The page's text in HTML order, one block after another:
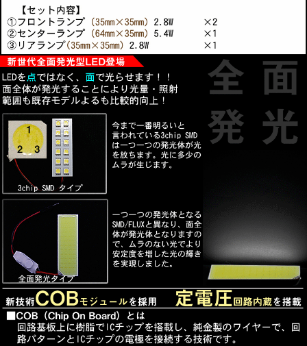
光体となりので、
ムラのない光でより安定度を増した光の輝きを実現しまし
た。
■新技術COBモジュールを採用
発光面の底に搭載されている新技術のCOBモジュールが
発光体全面を光らすこと
により、SMD/FLUXより薄く明るいランプが実現しまし
た。
■定電圧回路内蔵
発光駆動に定電流回路に内装しており、ハイブリッド車、
アイドリングストップ
付車等の電圧振れ幅の大きい車両で起こるチラツキや光源
の明滅をなくし安定し
た点灯をします。
■長寿命 省エネ
COBモジュールの寿命は約30，000～50，000時間となり
ます。
ほぼ取替える必要がないので、従来より経済的になりま
※寿命時間は状況などにより異なる場合がございます。
発光の際に必要なエネルギーを効率よく熱を持たさずに発
光させることを実現。
■3種類のアダプターが付属
T10ウェッジ型
T10ヒューズ型（29mm～41mm)
BA9S（G14）
無極性タイプなのでどちらの極性にも対応！
■両面テープ付属、取付けかんたん！
■新品未使用